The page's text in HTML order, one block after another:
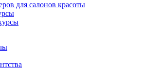
для салонов красоты